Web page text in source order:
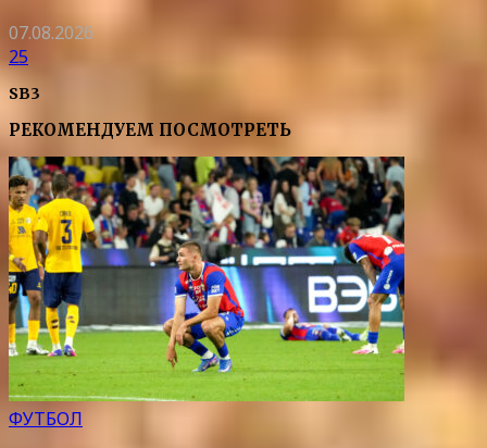
07.08.2026
25
SB3
РЕКОМЕНДУЕМ ПОСМОТРЕТЬ
ФУТБОЛ